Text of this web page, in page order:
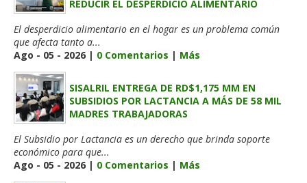
REDUCIR EL DESPERDICIO ALIMENTARIO
El desperdicio alimentario en el hogar es un problema común
que afecta tanto a...
Ago - 05 - 2026 | 0 Comentarios | Más
SISALRIL ENTREGA DE RD$1,175 MM EN
SUBSIDIOS POR LACTANCIA A MÁS DE 58 MIL
MADRES TRABAJADORAS
El Subsidio por Lactancia es un derecho que brinda soporte
económico para que...
Ago - 05 - 2026 | 0 Comentarios | Más